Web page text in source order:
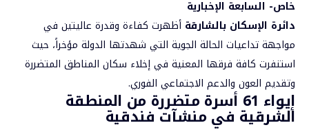
خاص- السابعة الإخبارية
دائرة الإسكان بالشارقة أظهرت كفاءة وقدرة عاليتين في
مواجهة تداعيات الحالة الجوية التي شهدتها الدولة مؤخراً، حيث
استنفرت كافة فرقها المعنية في إخلاء سكان المناطق المتضررة
وتقديم العون والدعم الاجتماعي الفوري.
إيواء 61 أسرة متضررة من المنطقة
الشرقية في منشآت فندقية